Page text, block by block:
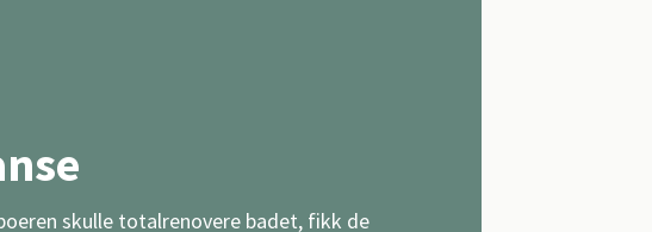
skulle totalrenovere badet, fikk de